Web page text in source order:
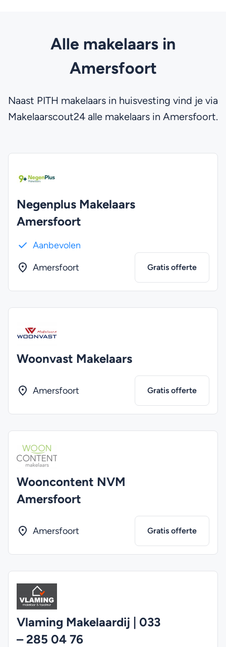
Alle makelaars in
Amersfoort
Naast PITH makelaars in huisvesting vind je via
Makelaarscout24 alle makelaars in Amersfoort.
Negenplus Makelaars
Amersfoort
Aanbevolen
Amersfoort
Gratis offerte
Woonvast Makelaars
Amersfoort Gratis offerte
Wooncontent NVM
Amersfoort
Amersfoort Gratis offerte
Vlaming Makelaardij | 033
– 285 04 76